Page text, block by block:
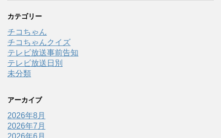
カテゴリー
チコちゃん
チコちゃんクイズ
テレビ放送事前告知
テレビ放送日別
未分類
アーカイブ
2026年8月
2026年7月
2026年6月